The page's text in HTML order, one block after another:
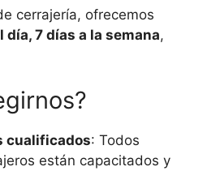
cerrajería, ofrecemos
día, 7 días a la semana,
cualificados: Todos
están capacitados y